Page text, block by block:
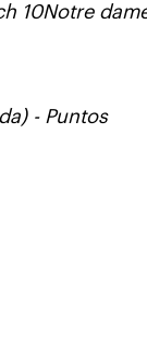
10Notre
- Puntos